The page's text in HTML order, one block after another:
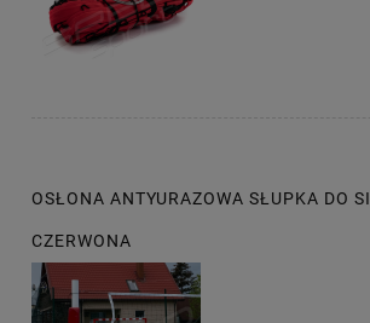
OSŁONA ANTYURAZOWA SŁUPKA DO
CZERWONA